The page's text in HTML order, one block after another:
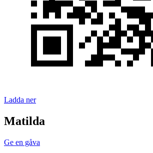
Ladda ner
Matilda
Ge en gåva